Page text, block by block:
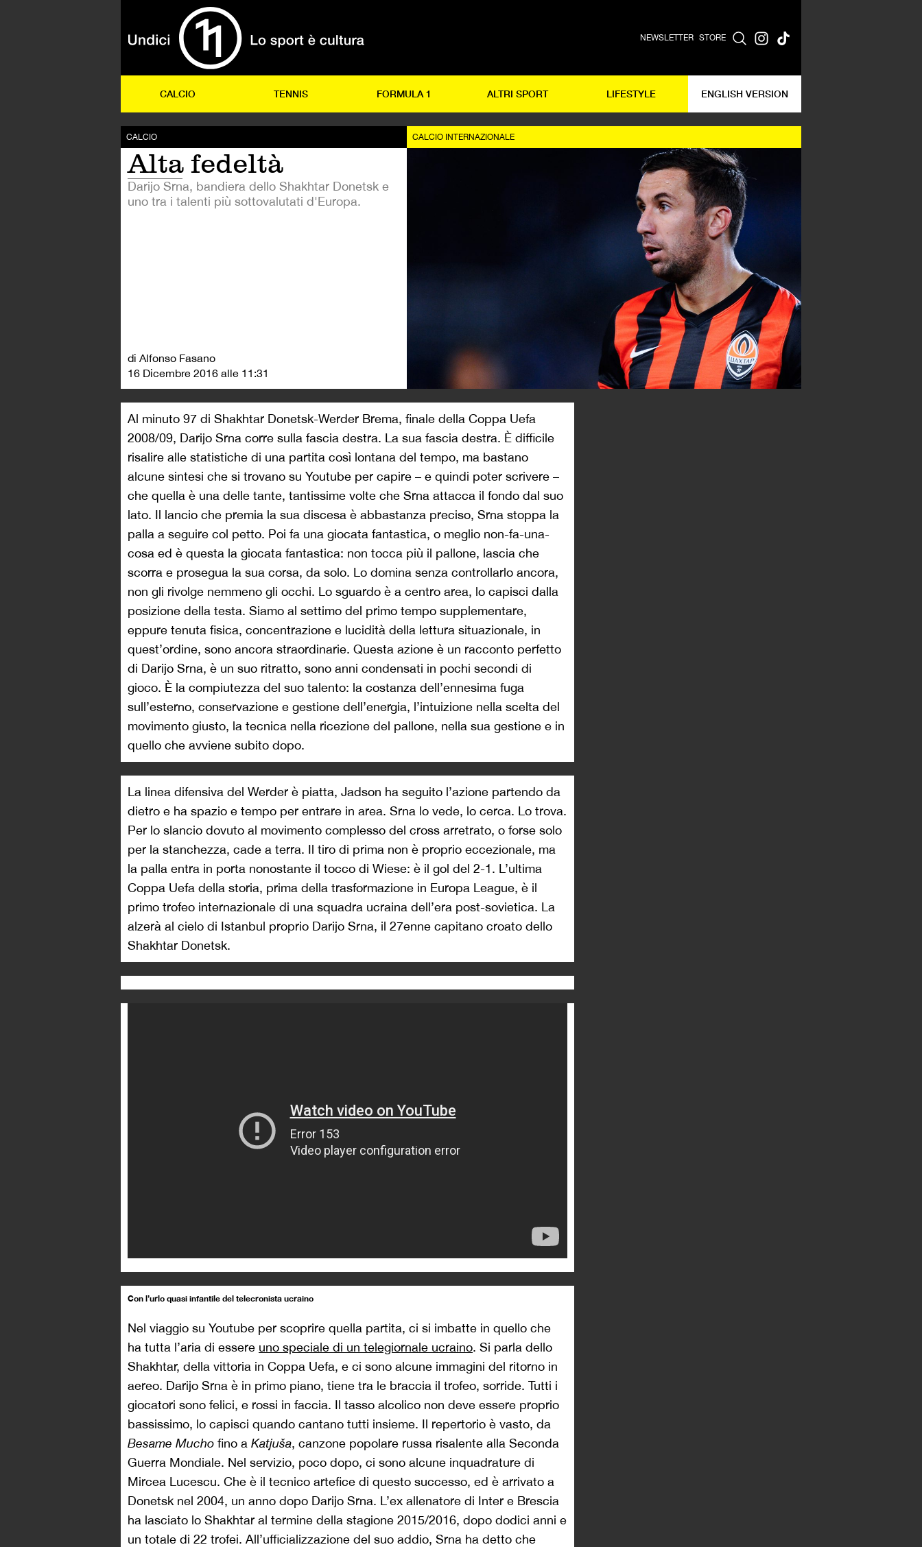
NEWSLETTER STORE
CALCIO TENNIS FORMULA 1 ALTRI SPORT LIFESTYLE ENGLISH VERSION
CALCIO
Alta fedeltà
Darijo Srna, bandiera dello Shakhtar Donetsk e
uno tra i talenti più sottovalutati d'Europa.
di Alfonso Fasano
16 Dicembre 2016 alle 11:31
CALCIO INTERNAZIONALE
Al minuto 97 di Shakhtar Donetsk-Werder Brema, finale della Coppa Uefa
2008/09, Darijo Srna corre sulla fascia destra. La sua fascia destra. È difficile
risalire alle statistiche di una partita così lontana del tempo, ma bastano
alcune sintesi che si trovano su Youtube per capire – e quindi poter scrivere –
che quella è una delle tante, tantissime volte che Srna attacca il fondo dal suo
lato. Il lancio che premia la sua discesa è abbastanza preciso, Srna stoppa la
palla a seguire col petto. Poi fa una giocata fantastica, o meglio non-fa-una-
cosa ed è questa la giocata fantastica: non tocca più il pallone, lascia che
scorra e prosegua la sua corsa, da solo. Lo domina senza controllarlo ancora,
non gli rivolge nemmeno gli occhi. Lo sguardo è a centro area, lo capisci dalla
posizione della testa. Siamo al settimo del primo tempo supplementare,
eppure tenuta fisica, concentrazione e lucidità della lettura situazionale, in
quest’ordine, sono ancora straordinarie. Questa azione è un racconto perfetto
di Darijo Srna, è un suo ritratto, sono anni condensati in pochi secondi di
gioco. È la compiutezza del suo talento: la costanza dell’ennesima fuga
sull’esterno, conservazione e gestione dell’energia, l’intuizione nella scelta del
movimento giusto, la tecnica nella ricezione del pallone, nella sua gestione e in
quello che avviene subito dopo.
La linea difensiva del Werder è piatta, Jadson ha seguito l’azione partendo da
dietro e ha spazio e tempo per entrare in area. Srna lo vede, lo cerca. Lo trova.
Per lo slancio dovuto al movimento complesso del cross arretrato, o forse solo
per la stanchezza, cade a terra. Il tiro di prima non è proprio eccezionale, ma
la palla entra in porta nonostante il tocco di Wiese: è il gol del 2-1. L’ultima
Coppa Uefa della storia, prima della trasformazione in Europa League, è il
primo trofeo internazionale di una squadra ucraina dell’era post-sovietica. La
alzerà al cielo di Istanbul proprio Darijo Srna, il 27enne capitano croato dello
Shakhtar Donetsk.
Con l’urlo quasi infantile del telecronista ucraino
Nel viaggio su Youtube per scoprire quella partita, ci si imbatte in quello che
ha tutta l’aria di essere uno speciale di un telegiornale ucraino. Si parla dello
Shakhtar, della vittoria in Coppa Uefa, e ci sono alcune immagini del ritorno in
aereo. Darijo Srna è in primo piano, tiene tra le braccia il trofeo, sorride. Tutti i
giocatori sono felici, e rossi in faccia. Il tasso alcolico non deve essere proprio
bassissimo, lo capisci quando cantano tutti insieme. Il repertorio è vasto, da
Besame Mucho fino a Katjuša, canzone popolare russa risalente alla Seconda
Guerra Mondiale. Nel servizio, poco dopo, ci sono alcune inquadrature di
Mircea Lucescu. Che è il tecnico artefice di questo successo, ed è arrivato a
Donetsk nel 2004, un anno dopo Darijo Srna. L’ex allenatore di Inter e Brescia
ha lasciato lo Shakhtar al termine della stagione 2015/2016, dopo dodici anni e
un totale di 22 trofei. All’ufficializzazione del suo addio, Srna ha detto che